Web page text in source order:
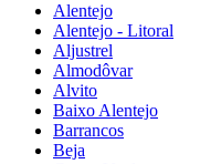
Alentejo
Alentejo - Litoral
Aljustrel
Almodôvar
Alvito
Baixo Alentejo
Barrancos
Beja